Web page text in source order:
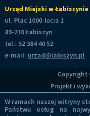
Urząd Miejski w Łabiszynie
ul. Plac 1000-lecia 1
89-210 Łabiszyn
tel.: 52 384 40 52
e-mail: urzad@labiszyn.pl
Copyright
Projekt i
W ramach naszej witryny
Państwu usług na